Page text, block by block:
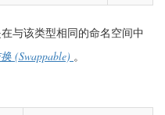
与该类型相同的命名空间中
(Swappable) 。